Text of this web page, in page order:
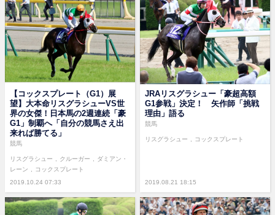
【コックスプレート（G1）展
望】大本命リスグラシューVS世
界の女傑！日本馬の2週連続「豪
G1」制覇へ「自分の競馬さえ出
来れば勝てる」
2019.10.24 07:33
競馬
リスグラシュー クルーガー
ダミアン・
レーン
コックスプレート
JRAリスグラシュー「豪超高額
G1参戦」決定！ 矢作師「挑戦
理由」語る
2019.08.21 18:15
競馬
リスグラシュー コックスプレート